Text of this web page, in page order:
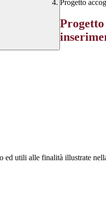
Progetto
ed utili alle finalità illustrate